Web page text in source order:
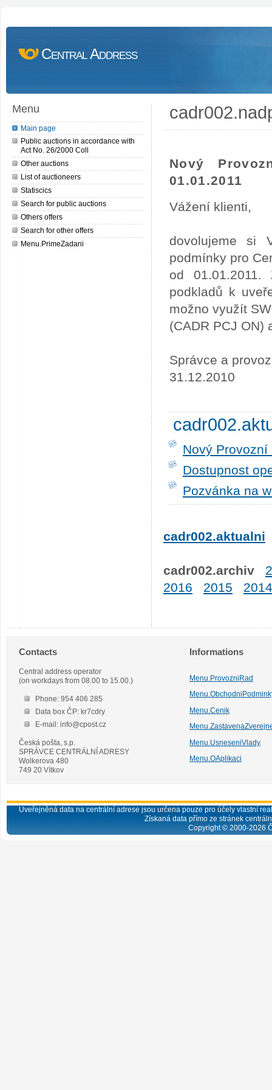
Central Address
Menu
Main page
Public auctions in accordance with
Act No. 26/2000 Coll
Other auctions
List of auctioneers
Statiscics
Search for public auctions
Others offers
Search for other offers
Menu.PrimeZadani
Nový
01.01.2011
Vážení klienti,
dovolujeme si
podmínky pro
od 01.01.2011.
podkladů k
možno využít
(CADR PCJ ON)
Správce a
31.12.2010
Nový
Dostupnost
Pozvánka na
cadr002.aktualni
cadr002.archiv
2016
2015 2014
Contacts
Central address operator
(on workdays from 08.00 to 15.00.)
Phone: 954 406 285
Data box ČP: kr7cdry
E-mail: info@cpost.cz
Česká pošta, s.p.
SPRÁVCE CENTRÁLNÍ ADRESY
Wolkerova 480
749 20 Vítkov
Informations
Menu.ProvozniRad
Menu.Cenik
Menu.UsneseniVlady
Menu.OAplikaci
Uveřejněná data na centrální adrese jsou určena pouze pro účely vlastní
Získaná data přímo ze stránek
Copyright © 2000-2026